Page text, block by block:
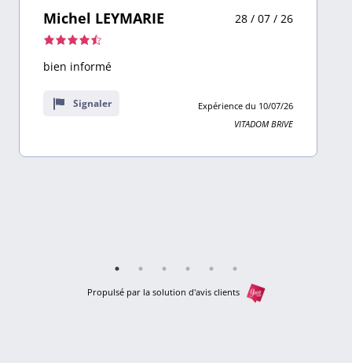
Michel LEYMARIE
28 / 07 / 26
Note
de
sur
bien informé
Signaler
Expérience du 10/07/26
VITADOM BRIVE
Propulsé par la solution d'avis clients